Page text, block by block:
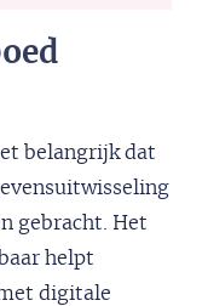
belangrijk dat
gebracht. Het
helpt
digitale